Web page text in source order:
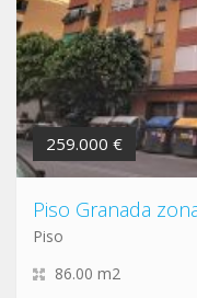
259.000 €
Piso Granada
Piso
86.00 m2